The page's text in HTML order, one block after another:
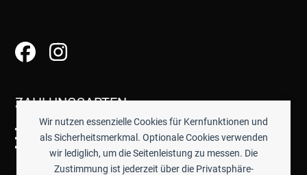
Wir nutzen essenzielle Cookies für Kernfunktionen und
als Sicherheitsmerkmal. Optionale Cookies verwenden
wir lediglich, um die Seitenleistung zu messen. Die
Zustimmung ist jederzeit über die Privatsphäre-
ZAHLUNGSARTEN